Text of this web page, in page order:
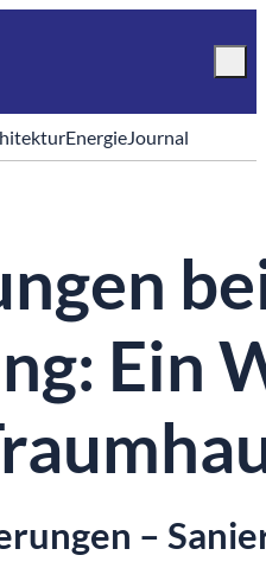
EnergieJournal
Ein
–